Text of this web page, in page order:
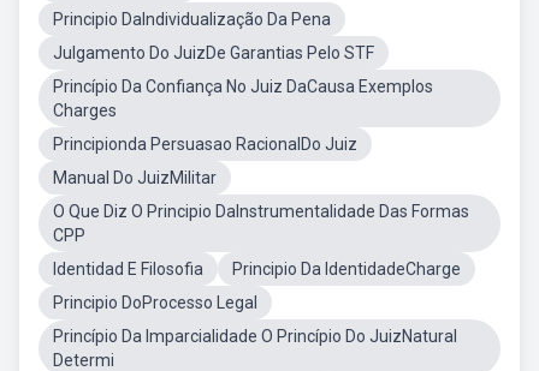
Principio DaIndividualização Da Pena
Julgamento Do JuizDe Garantias Pelo STF
Princípio Da Confiança No Juiz DaCausa Exemplos
Charges
Principionda Persuasao RacionalDo Juiz
Manual Do JuizMilitar
O Que Diz O Principio DaInstrumentalidade Das Formas
CPP
Identidad E Filosofia
Principio Da IdentidadeCharge
Principio DoProcesso Legal
Princípio Da Imparcialidade O Princípio Do JuizNatural
Determi